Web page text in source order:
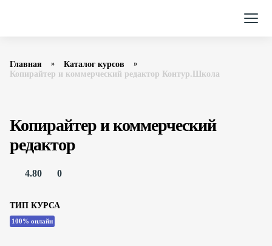
Главная
Каталог курсов
Копирайтер и коммерческий редактор Контур.Школа
Копирайтер и коммерческий
редактор
4.80 0
ТИП КУРСА
100% онлайн